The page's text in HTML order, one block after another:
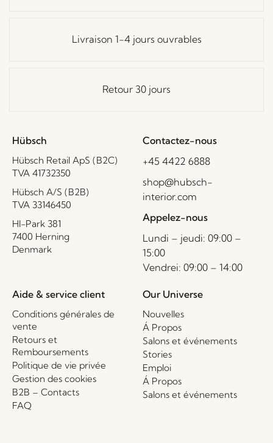
Livraison 1-4 jours ouvrables
Retour 30 jours
Hübsch
Hübsch Retail ApS (B2C)
TVA 41732350
Hübsch A/S (B2B)
TVA 33146450
HI-Park 381
7400 Herning
Denmark
Contactez-nous
+45 4422 6888
shop@hubsch-
interior.com
Appelez-nous
Lundi – jeudi: 09:00 –
15:00
Vendrei: 09:00 – 14:00
Aide & service client
Conditions générales de
vente
Retours et
Remboursements
Politique de vie privée
Gestion des cookies
B2B – Contacts
FAQ
Our Universe
Nouvelles
Á Propos
Salons et événements
Stories
Emploi
Á Propos
Salons et événements